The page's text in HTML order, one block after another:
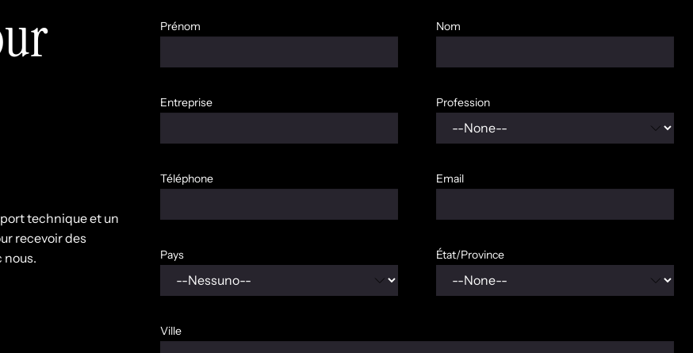
technique et un
recevoir des
nous.
Prénom Nom
Entreprise Profession
Téléphone Email
Pays État/Province
Ville